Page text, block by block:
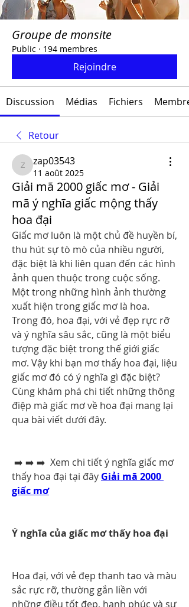
Groupe de monsite
Public · 194 membres
Rejoindre
Discussion Médias Fichiers
Retour
zap03543
zap03543
11 août 2025
Giải mã 2000 giấc mơ - Giải
mã ý nghĩa giấc mộng thấy
hoa đại
Giấc mơ luôn là một chủ đề huyền bí,
thu hút sự tò mò của nhiều người,
đặc biệt là khi liên quan đến các hình
ảnh quen thuộc trong cuộc sống.
Một trong những hình ảnh thường
xuất hiện trong giấc mơ là hoa.
Trong đó, hoa đại, với vẻ đẹp rực rỡ
và ý nghĩa sâu sắc, cũng là một biểu
tượng đặc biệt trong thế giới giấc
mơ. Vậy khi bạn mơ thấy hoa đại, liệu
giấc mơ đó có ý nghĩa gì đặc biệt?
Cùng khám phá chi tiết những thông
điệp mà giấc mơ về hoa đại mang lại
qua bài viết dưới đây.
➡️ ➡️ ➡️  Xem chi tiết ý nghĩa giấc mơ
thấy hoa đại tại đây Giải mã 2000
giấc mơ
Ý nghĩa của giấc mơ thấy hoa đại
Hoa đại, với vẻ đẹp thanh tao và màu
sắc rực rỡ, thường gắn liền với
những điều tốt đẹp, hạnh phúc và sự